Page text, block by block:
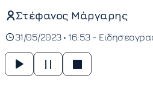
Στέφανος Μάργαρης
31/05/2023 • 16:53 -